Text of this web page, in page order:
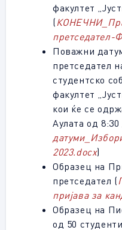
факултет
(
претседател-
Поважни
претседател
студентско
факултет
кои ќе се
Аулата од
2023.docx)
Образец на
претседател (
пријава за
Образец на
од 50